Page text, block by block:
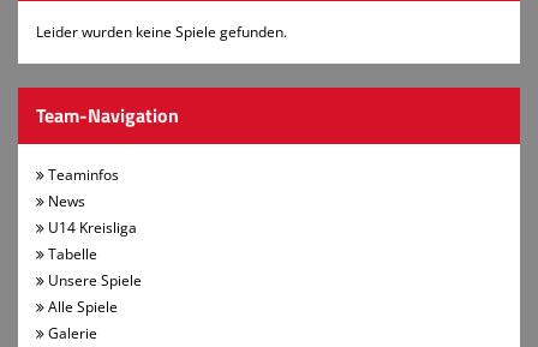
Leichtathletik
Lungensport
Schwimmen
Sportkegeln
Tischtennis
Turnen
Volleyball
Leider wurden keine Spiele gefunden.
Team-Navigation
Teaminfos
News
U14 Kreisliga
Tabelle
Unsere Spiele
Alle Spiele
Galerie